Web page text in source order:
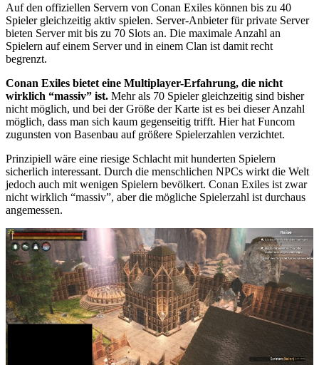
Auf den offiziellen Servern von Conan Exiles können bis zu 40
Spieler gleichzeitig aktiv spielen. Server-Anbieter für private Server
bieten Server mit bis zu 70 Slots an. Die maximale Anzahl an
Spielern auf einem Server und in einem Clan ist damit recht
begrenzt.
Conan Exiles bietet eine Multiplayer-Erfahrung, die nicht
wirklich “massiv” ist. Mehr als 70 Spieler gleichzeitig sind bisher
nicht möglich, und bei der Größe der Karte ist es bei dieser Anzahl
möglich, dass man sich kaum gegenseitig trifft. Hier hat Funcom
zugunsten von Basenbau auf größere Spielerzahlen verzichtet.
Prinzipiell wäre eine riesige Schlacht mit hunderten Spielern
sicherlich interessant. Durch die menschlichen NPCs wirkt die Welt
jedoch auch mit wenigen Spielern bevölkert. Conan Exiles ist zwar
nicht wirklich “massiv”, aber die mögliche Spielerzahl ist durchaus
angemessen.